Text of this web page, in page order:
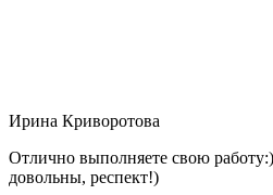
Ирина Криворотова
Отлично выполняете свою
довольны, респект!)